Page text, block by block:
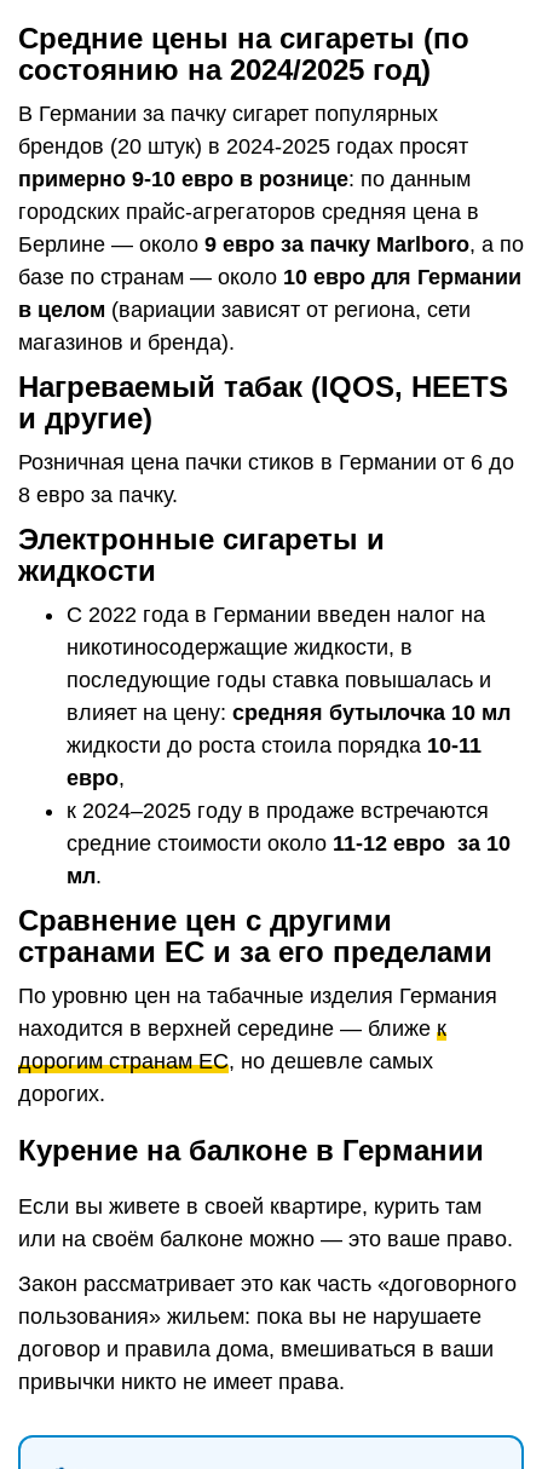
Средние цены на сигареты (по
состоянию на 2024/2025 год)
В Германии за пачку сигарет популярных
брендов (20 штук) в 2024-2025 годах просят
примерно 9-10 евро в рознице: по данным
городских прайс-агрегаторов средняя цена в
Берлине — около 9 евро за пачку Marlboro, а по
базе по странам — около 10 евро для Германии
в целом (вариации зависят от региона, сети
магазинов и бренда).
Нагреваемый табак (IQOS, HEETS
и другие)
Розничная цена пачки стиков в Германии от 6 до
8 евро за пачку.
Электронные сигареты и
жидкости
С 2022 года в Германии введен налог на
никотиносодержащие жидкости, в
последующие годы ставка повышалась и
влияет на цену: средняя бутылочка 10 мл
жидкости до роста стоила порядка 10-11
евро,
к 2024–2025 году в продаже встречаются
средние стоимости около 11-12 евро за 10
мл.
Сравнение цен с другими
странами ЕС и за его пределами
По уровню цен на табачные изделия Германия
находится в верхней середине — ближе к
дорогим странам ЕС, но дешевле самых
дорогих.
Курение на балконе в Германии
Если вы живете в своей квартире, курить там
или на своём балконе можно — это ваше право.
Закон рассматривает это как часть «договорного
пользования» жильем: пока вы не нарушаете
договор и правила дома, вмешиваться в ваши
привычки никто не имеет права.